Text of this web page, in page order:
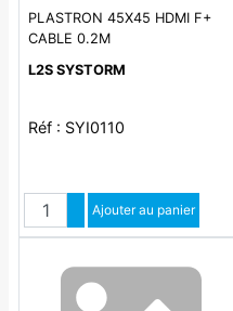
PLASTRON 45X45 HDMI F+
CABLE 0.2M
L2S SYSTORM
Réf : SYI0110
QuantitéAugmenter quantité
Diminuer quantité
Ajouter au panier